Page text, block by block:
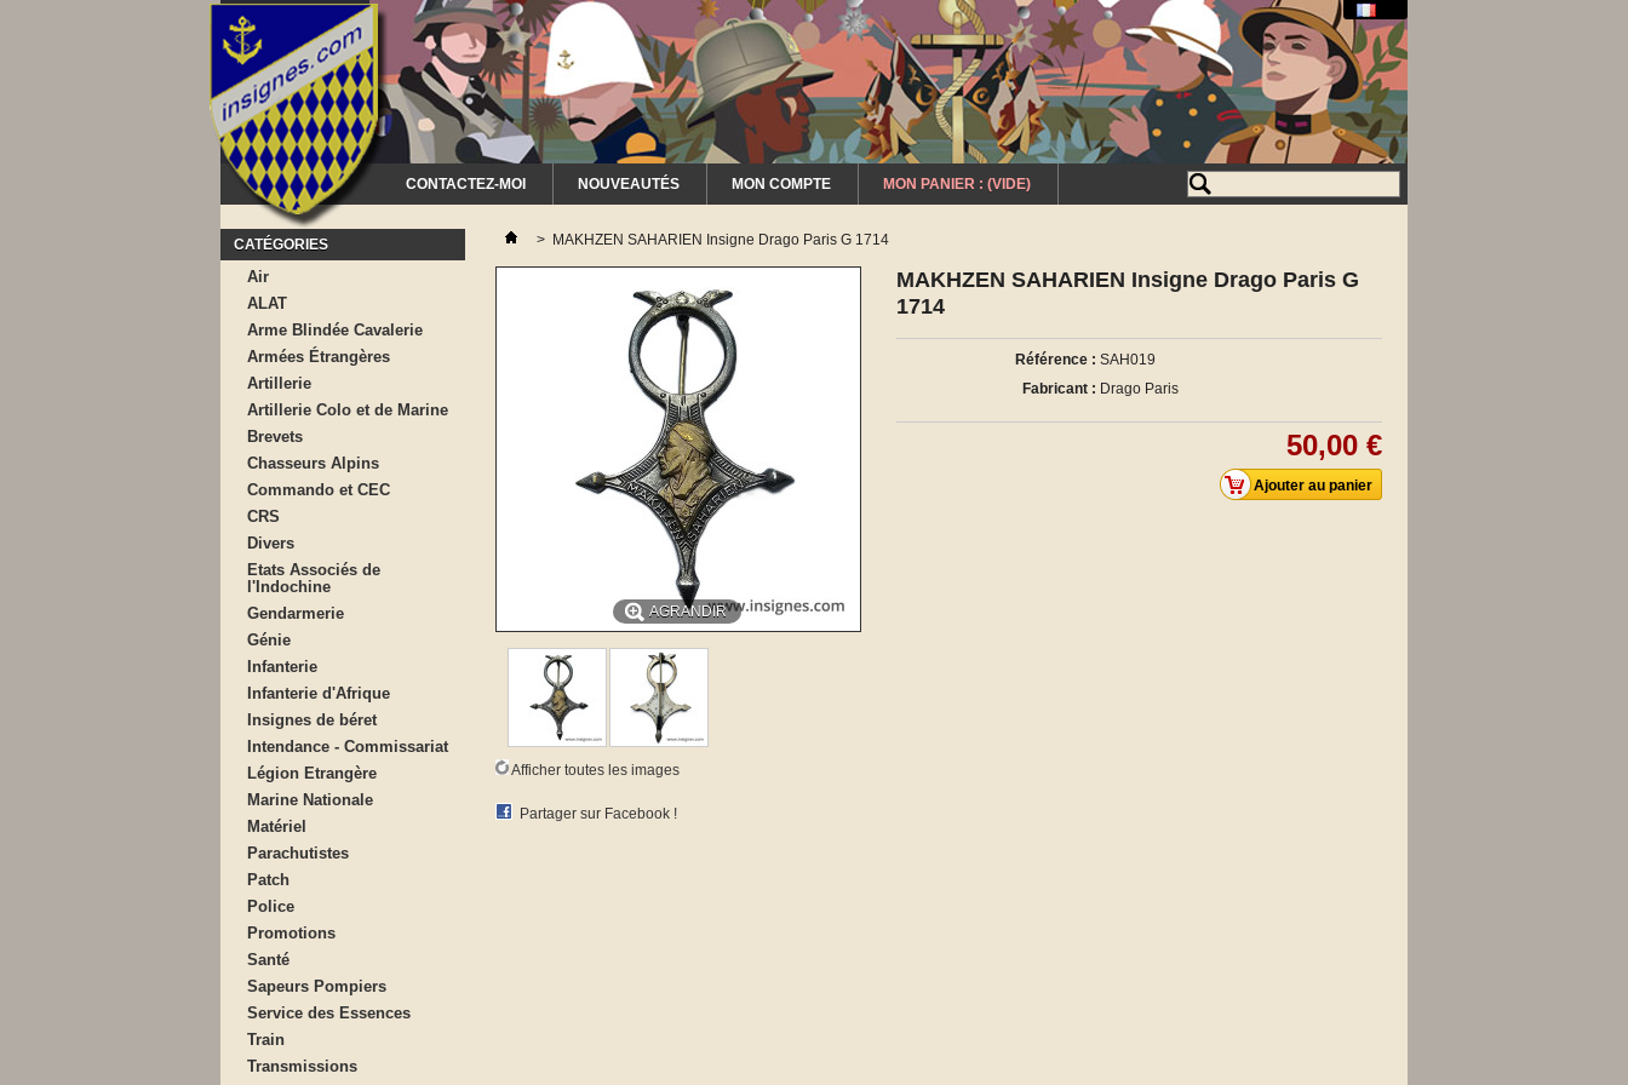
CONTACTEZ-MOI NOUVEAUTÉS MON COMPTE MON PANIER : (VIDE)
CATÉGORIES
Air
ALAT
Arme Blindée Cavalerie
Armées Étrangères
Artillerie
Artillerie Colo et de Marine
Brevets
Chasseurs Alpins
Commando et CEC
CRS
Divers
Etats Associés de
l'Indochine
Gendarmerie
Génie
Infanterie
Infanterie d'Afrique
Insignes de béret
Intendance - Commissariat
Légion Etrangère
Marine Nationale
Matériel
Parachutistes
Patch
Police
Promotions
Santé
Sapeurs Pompiers
Service des Essences
Train
Transmissions
> MAKHZEN SAHARIEN Insigne Drago Paris G 1714
AGRANDIR
Afficher toutes les images
Partager sur Facebook !
MAKHZEN SAHARIEN Insigne Drago Paris G
1714
Référence : SAH019
Fabricant : Drago Paris
50,00 €